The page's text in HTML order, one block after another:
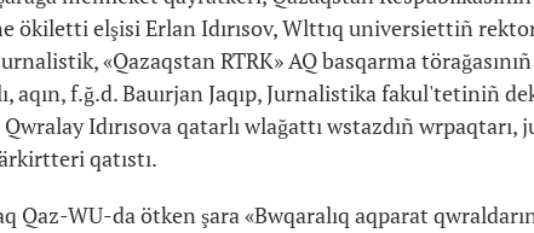
ökiletti elşisi Erlan Idırısov, Wlttıq universiettiñ
«Qazaqstan RTRK» AQ basqarma
aqın, f.ğ.d. Bauırjan Jaqıp, Jurnalistika fakul'tetiniñ
Idırısova qatarlı wlağattı wstazdıñ
qatıstı.
Qaz-WU-da ötken şara «Bwqaralıq aqparat